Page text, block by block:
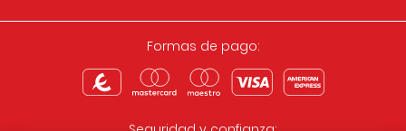
Formas de pago: